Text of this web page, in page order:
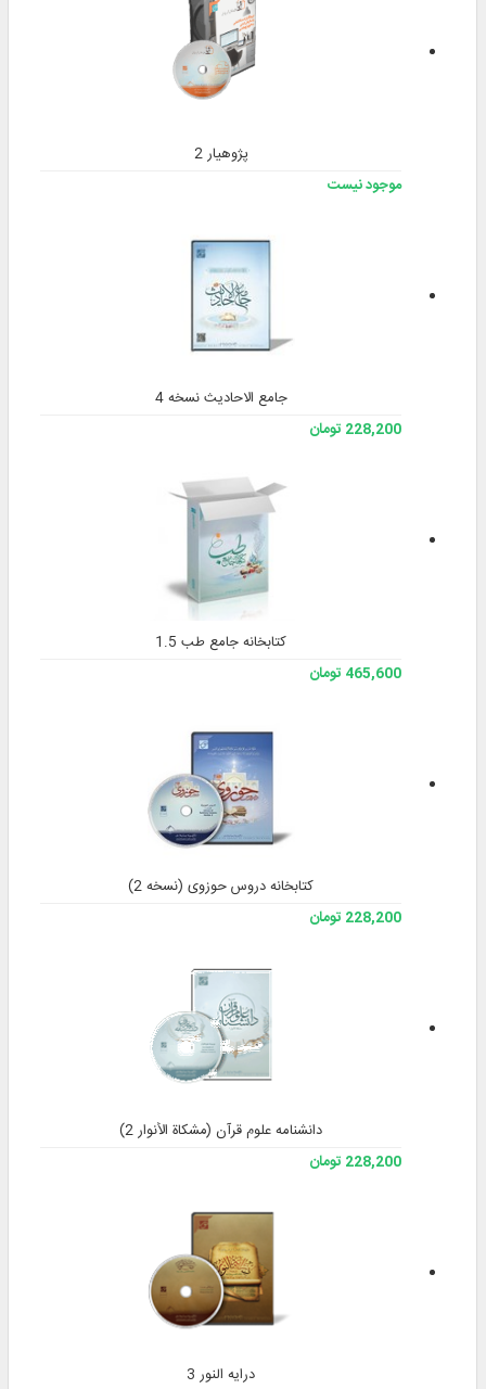
پژوهیار 2
موجود نیست
جامع الاحادیث نسخه 4
228,200 تومان
کتابخانه جامع طب 1.5
465,600 تومان
کتابخانه دروس حوزوی (نسخه 2)
228,200 تومان
دانشنامه علوم قرآن (مشکاة الأنوار 2)
228,200 تومان
درایه النور 3